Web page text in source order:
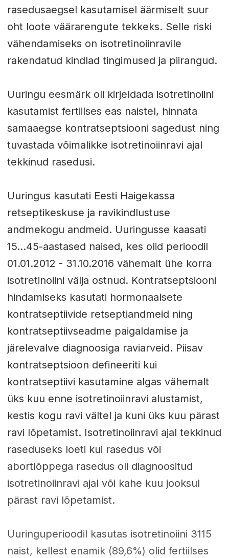
rasedusaegsel kasutamisel äärmiselt suur
oht loote väärarengute tekkeks. Selle riski
vähendamiseks on isotretinoiinravile
rakendatud kindlad tingimused ja piirangud.
Uuringu eesmärk oli kirjeldada isotretinoiini
kasutamist fertiilses eas naistel, hinnata
samaaegse kontratseptsiooni sagedust ning
tuvastada võimalikke isotretinoiinravi ajal
tekkinud rasedusi.
Uuringus kasutati Eesti Haigekassa
retseptikeskuse ja ravikindlustuse
andmekogu andmeid. Uuringusse kaasati
15...45-aastased naised, kes olid perioodil
01.01.2012 - 31.10.2016 vähemalt ühe korra
isotretinoiini välja ostnud. Kontratseptsiooni
hindamiseks kasutati hormonaalsete
kontratseptiivide retseptiandmeid ning
kontratseptiivseadme paigaldamise ja
järelevalve diagnoosiga raviarveid. Piisav
kontratseptsioon defineeriti kui
kontratseptiivi kasutamine algas vähemalt
üks kuu enne isotretinoiinravi alustamist,
kestis kogu ravi vältel ja kuni üks kuu pärast
ravi lõpetamist. Isotretinoiinravi ajal tekkinud
raseduseks loeti kui rasedus või
abortlõppega rasedus oli diagnoositud
isotretinoiinravi ajal või kahe kuu jooksul
pärast ravi lõpetamist.
Uuringuperioodil kasutas isotretinoiini 3115
naist, kellest enamik (89,6%) olid fertiilses